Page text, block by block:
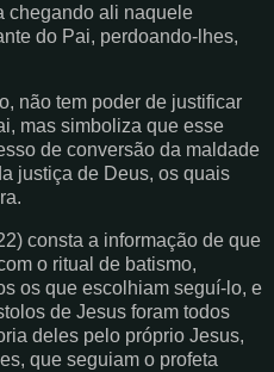
chegando ali naquele
do Pai, perdoando-lhes,
não tem poder de justificar
mas simboliza que esse
de conversão da maldade
justiça de Deus, os quais
consta a informação de que
o ritual de batismo,
os que escolhiam seguí-lo, e
de Jesus foram todos
deles pelo próprio Jesus,
que seguiam o profeta